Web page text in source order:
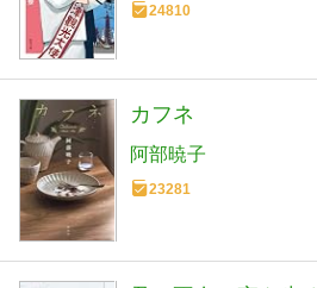
24810
カフネ
阿部暁子
23281